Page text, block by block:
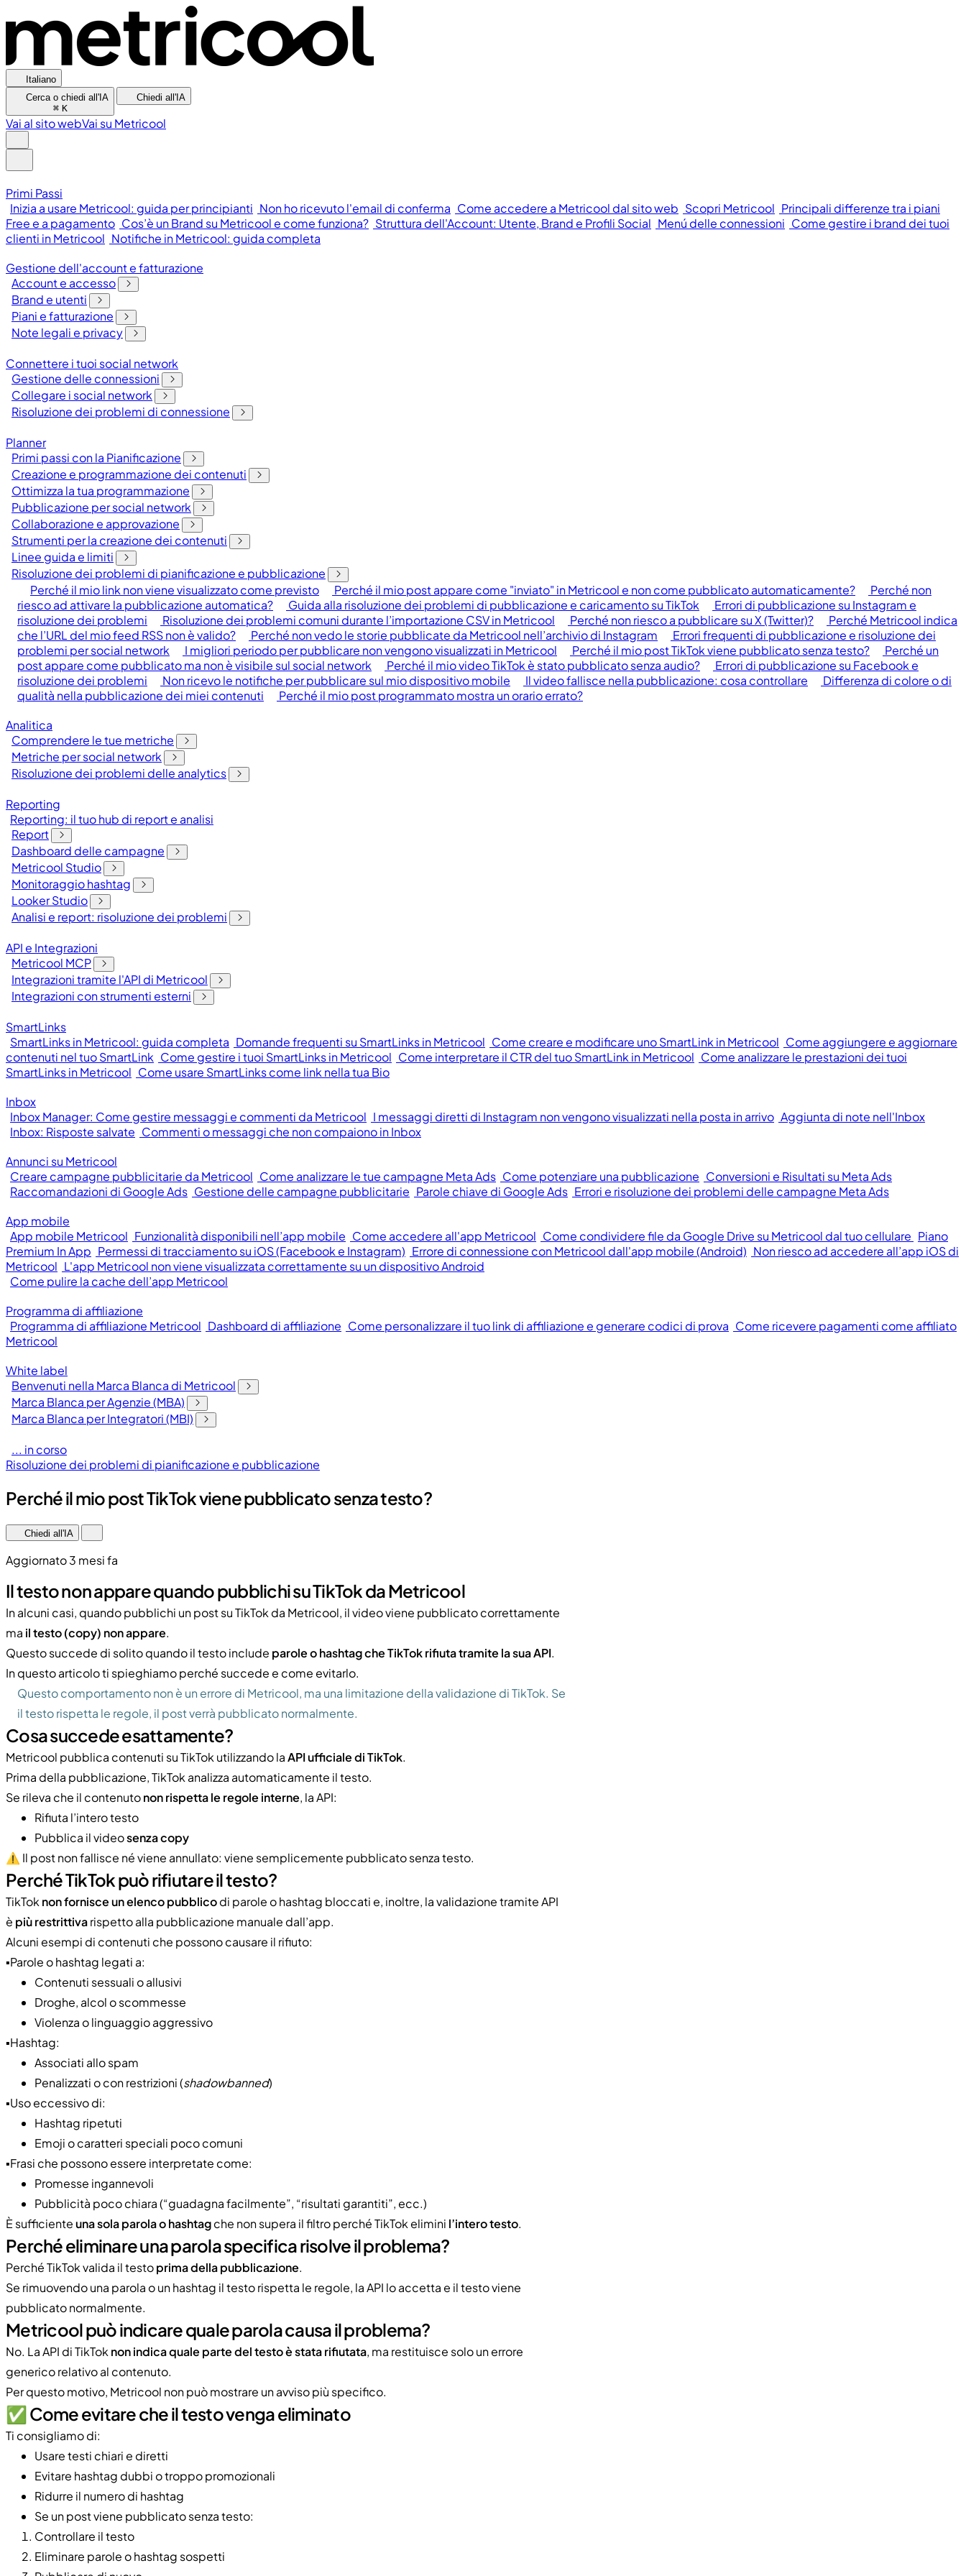
Italiano
Cerca o chiedi all'IA
⌘ K
Chiedi all'IA
Vai al sito webVai su Metricool
Primi Passi
Inizia a usare Metricool: guida per principianti Non ho ricevuto l'email di conferma Come accedere a Metricool dal sito web Scopri Metricool Principali differenze tra i piani
Free e a pagamento Cos’è un Brand su Metricool e come funziona? Struttura dell'Account: Utente, Brand e Profili Social Menú delle connessioni Come gestire i brand dei tuoi
clienti in Metricool Notifiche in Metricool: guida completa
Gestione dell'account e fatturazione
Account e accesso
Brand e utenti
Piani e fatturazione
Note legali e privacy
Connettere i tuoi social network
Gestione delle connessioni
Collegare i social network
Risoluzione dei problemi di connessione
Planner
Primi passi con la Pianificazione
Creazione e programmazione dei contenuti
Ottimizza la tua programmazione
Pubblicazione per social network
Collaborazione e approvazione
Strumenti per la creazione dei contenuti
Linee guida e limiti
Risoluzione dei problemi di pianificazione e pubblicazione
Perché il mio link non viene visualizzato come previsto
Perché il mio post appare come "inviato" in Metricool e non come pubblicato automaticamente?
Perché non
riesco ad attivare la pubblicazione automatica?
Guida alla risoluzione dei problemi di pubblicazione e caricamento su TikTok
Errori di pubblicazione su Instagram e
risoluzione dei problemi
Risoluzione dei problemi comuni durante l’importazione CSV in Metricool Perché non riesco a pubblicare su X (Twitter)?
Perché Metricool indica
che l’URL del mio feed RSS non è valido?
Perché non vedo le storie pubblicate da Metricool nell’archivio di Instagram
Errori frequenti di pubblicazione e risoluzione dei
problemi per social network
I migliori periodo per pubblicare non vengono visualizzati in Metricool Perché il mio post TikTok viene pubblicato senza testo?
Perché un
post appare come pubblicato ma non è visibile sul social network
Perché il mio video TikTok è stato pubblicato senza audio?
Errori di pubblicazione su Facebook e
risoluzione dei problemi
Non ricevo le notifiche per pubblicare sul mio dispositivo mobile Il video fallisce nella pubblicazione: cosa controllare
Differenza di colore o di
qualità nella pubblicazione dei miei contenuti
Perché il mio post programmato mostra un orario errato?
Analitica
Comprendere le tue metriche
Metriche per social network
Risoluzione dei problemi delle analytics
Reporting
Reporting: il tuo hub di report e analisi
Report
Dashboard delle campagne
Metricool Studio
Monitoraggio hashtag
Looker Studio
Analisi e report: risoluzione dei problemi
API e Integrazioni
Metricool MCP
Integrazioni tramite l'API di Metricool
Integrazioni con strumenti esterni
SmartLinks
SmartLinks in Metricool: guida completa Domande frequenti su SmartLinks in Metricool Come creare e modificare uno SmartLink in Metricool Come aggiungere e aggiornare
contenuti nel tuo SmartLink Come gestire i tuoi SmartLinks in Metricool Come interpretare il CTR del tuo SmartLink in Metricool Come analizzare le prestazioni dei tuoi
SmartLinks in Metricool Come usare SmartLinks come link nella tua Bio
Inbox
Inbox Manager: Come gestire messaggi e commenti da Metricool I messaggi diretti di Instagram non vengono visualizzati nella posta in arrivo Aggiunta di note nell'Inbox
Inbox: Risposte salvate Commenti o messaggi che non compaiono in Inbox
Annunci su Metricool
Creare campagne pubblicitarie da Metricool Come analizzare le tue campagne Meta Ads Come potenziare una pubblicazione Conversioni e Risultati su Meta Ads
Raccomandazioni di Google Ads Gestione delle campagne pubblicitarie Parole chiave di Google Ads Errori e risoluzione dei problemi delle campagne Meta Ads
App mobile
App mobile Metricool Funzionalità disponibili nell’app mobile Come accedere all'app Metricool Come condividere file da Google Drive su Metricool dal tuo cellulare Piano
Premium In App Permessi di tracciamento su iOS (Facebook e Instagram) Errore di connessione con Metricool dall'app mobile (Android) Non riesco ad accedere all’app iOS di
Metricool L'app Metricool non viene visualizzata correttamente su un dispositivo Android
Come pulire la cache dell’app Metricool
Programma di affiliazione
Programma di affiliazione Metricool Dashboard di affiliazione Come personalizzare il tuo link di affiliazione e generare codici di prova Come ricevere pagamenti come affiliato
Metricool
White label
Benvenuti nella Marca Blanca di Metricool
Marca Blanca per Agenzie (MBA)
Marca Blanca per Integratori (MBI)
... in corso
Risoluzione dei problemi di pianificazione e pubblicazione
Perché il mio post TikTok viene pubblicato senza testo?
Chiedi all'IA
Aggiornato 3 mesi fa
Il testo non appare quando pubblichi su TikTok da Metricool
In alcuni casi, quando pubblichi un post su TikTok da Metricool, il video viene pubblicato correttamente
ma il testo (copy) non appare.
Questo succede di solito quando il testo include parole o hashtag che TikTok rifiuta tramite la sua API.
In questo articolo ti spieghiamo perché succede e come evitarlo.
Questo comportamento non è un errore di Metricool, ma una limitazione della validazione di TikTok. Se
il testo rispetta le regole, il post verrà pubblicato normalmente.
Cosa succede esattamente?
Metricool pubblica contenuti su TikTok utilizzando laAPI ufficiale di TikTok.
Prima della pubblicazione, TikTok analizza automaticamente il testo.
Se rileva che il contenutonon rispetta le regole interne, la API:
Rifiuta l’intero testo
Pubblica il videosenza copy
⚠️ Il post non fallisce né viene annullato: viene semplicemente pubblicato senza testo.
Perché TikTok può rifiutare il testo?
TikTok non fornisce un elenco pubblicodi parole o hashtag bloccati e, inoltre, la validazione tramite API
è più restrittivarispetto alla pubblicazione manuale dall’app.
Alcuni esempi di contenuti che possono causare il rifiuto:
▪️Parole o hashtag legati a:
Contenuti sessuali o allusivi
Droghe, alcol o scommesse
Violenza o linguaggio aggressivo
▪️Hashtag:
Associati allo spam
Penalizzati o con restrizioni (shadowbanned)
▪️Uso eccessivo di:
Hashtag ripetuti
Emoji o caratteri speciali poco comuni
▪️Frasi che possono essere interpretate come:
Promesse ingannevoli
Pubblicità poco chiara (“guadagna facilmente”, “risultati garantiti”, ecc.)
È sufficienteuna sola parola o hashtagche non supera il filtro perché TikTok elimini l’intero testo.
Perché eliminare una parola specifica risolve il problema?
Perché TikTok valida il testoprima della pubblicazione.
Se rimuovendo una parola o un hashtag il testo rispetta le regole, la API lo accetta e il testo viene
pubblicato normalmente.
Metricool può indicare quale parola causa il problema?
No. La API di TikTok non indica quale parte del testo è stata rifiutata, ma restituisce solo un errore
generico relativo al contenuto.
Per questo motivo, Metricool non può mostrare un avviso più specifico.
✅​ Come evitare che il testo venga eliminato
Ti consigliamo di:
Usare testi chiari e diretti
Evitare hashtag dubbi o troppo promozionali
Ridurre il numero di hashtag
Se un post viene pubblicato senza testo:
Controllare il testo
Eliminare parole o hashtag sospetti